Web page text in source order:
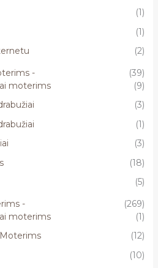
(1)
(1)
(2)
-
(39)
moterims
(9)
(3)
(1)
(3)
(18)
(5)
-
(269)
moterims
(1)
(12)
(10)